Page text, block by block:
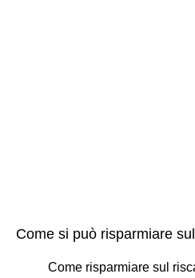
Come si può risparmiare
Come risparmiare sul